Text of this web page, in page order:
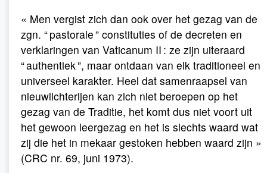
« Men vergist zich dan ook over het gezag van de
zgn. “ pastorale ” constituties of de decreten en
verklaringen van Vaticanum II : ze zijn uiteraard
“ authentiek ”, maar ontdaan van elk traditioneel en
universeel karakter. Heel dat samenraapsel van
nieuwlichterijen kan zich niet beroepen op het
gezag van de Traditie, het komt dus niet voort uit
het gewoon leergezag en het is slechts waard wat
zij die het in mekaar gestoken hebben waard zijn »
(CRC nr. 69, juni 1973).